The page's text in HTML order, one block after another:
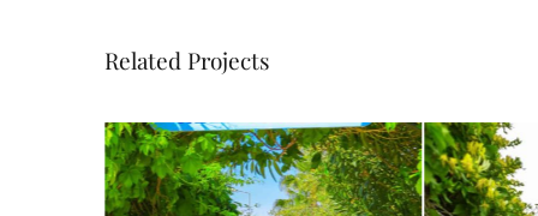
Related Projects